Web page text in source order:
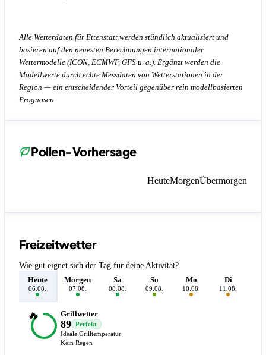
Alle Wetterdaten für Ettenstatt werden stündlich aktualisiert und
basieren auf den neuesten Berechnungen internationaler
Wettermodelle (ICON, ECMWF, GFS u. a.). Ergänzt werden die
Modellwerte durch echte Messdaten von Wetterstationen in der
Region — ein entscheidender Vorteil gegenüber rein modellbasierten
Prognosen.
Pollen-Vorhersage
HeuteMorgenÜbermorgen
Freizeitwetter
Wie gut eignet sich der Tag für deine Aktivität?
Heute
06.08.
Morgen
07.08.
Sa
08.08.
So
09.08.
Mo
10.08.
Di
11.08.
🔥 Grillwetter
89
Perfekt
Ideale Grilltemperatur
Kein Regen